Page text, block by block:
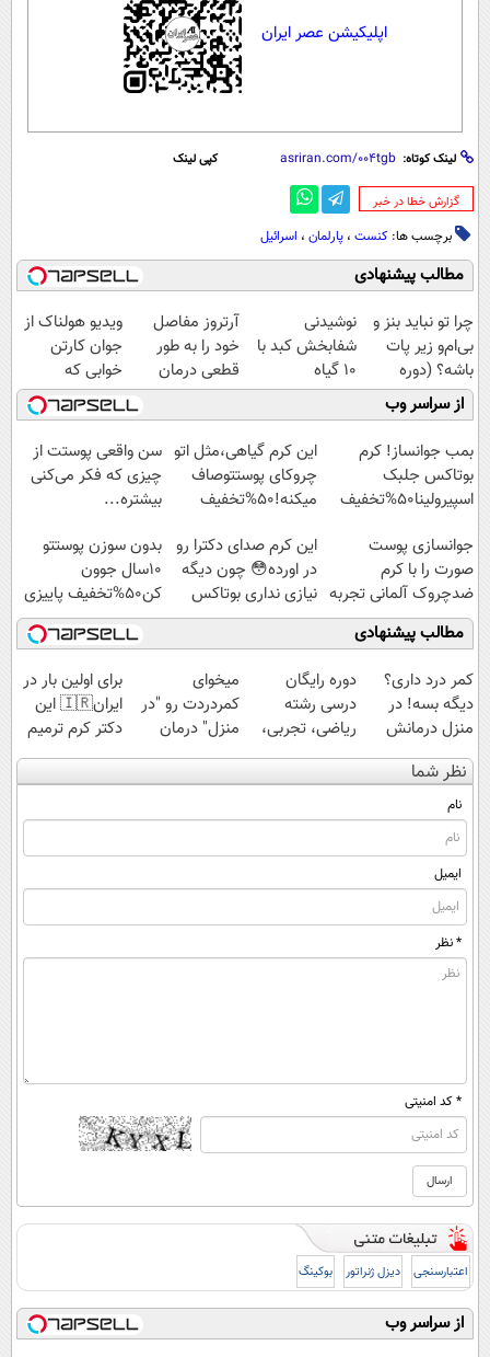
اپلیکیشن عصر ایران
لینک کوتاه: کپی لینک
‌گزارش خطا در خبر
برچسب ها: کنست ، پارلمان ، اسرائیل
مطالب پیشنهادی
چرا تو نباید بنز و
بی‌ام‌و زیر پات
باشه؟ (دوره
رایگان درآمد
میلیاردی)
نوشیدنی
شفابخش کبد با
10 گیاه
موثر(تخفیف تا
امشب)
آرتروز مفاصل
خود را به طور
قطعی درمان
کنید!
◗پرسش‌نامه◖
ویدیو هولناک از
جوان کارتن
خوابی که
میلیاردر شد.
آموزش رایگان
از سراسر وب
بمب جوانساز! کرم
بوتاکس جلبک
اسپیرولینا50%تخفیف
این کرم گیاهی،مثل اتو
چروکای پوستتوصاف
میکنه!50%تخفیف
سن واقعی پوستت از
چیزی که فکر می‌کنی
بیشتره...
جوانسازی پوست
صورت را با کرم
ضدچروک آلمانی تجربه
کنید!
این کرم صدای دکترا رو
در اورده😳 چون دیگه
نیازی نداری بوتاکس
کنی!!!
بدون سوزن پوستتو
10سال جوون
کن50%تخفیف پاییزی
مطالب پیشنهادی
کمر درد داری؟
دیگه بسه! در
منزل درمانش
کن
(◀پرسش‌نامه)
دوره رایگان
درسی رشته
ریاضی، تجربی،
انسانی (رایگان
بگیرش)
میخوای
کمردردت رو "در
منزل" درمان
کنی؟ (◂فیلم +
◂پرسش‌نامه)
برای اولین بار در
ایران🇮🇷 این
دکتر کرم ترمیم
کننده 23 روزه
ساخت!
نظر شما
نام
ایمیل
* نظر
* کد امنیتی
اعتبارسنجی دیزل ژنراتور بوکینگ
از سراسر وب